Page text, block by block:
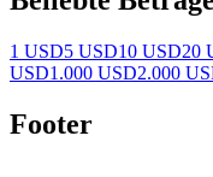
1 USD5 USD10 USD20
USD1.000 USD2.000
Footer